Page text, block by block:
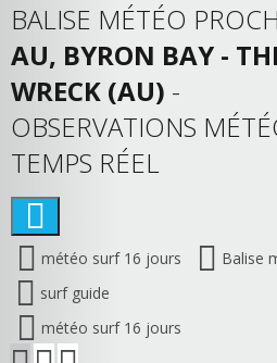
BALISE MÉTÉO
AU, BYRON BAY -
WRECK (AU) -
OBSERVATIONS
TEMPS RÉEL
météo surf 16 jours Balise
surf guide
météo surf 16 jours